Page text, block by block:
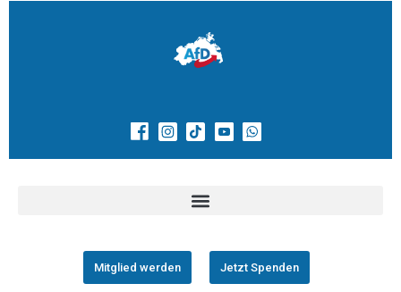
Mitglied werden Jetzt Spenden